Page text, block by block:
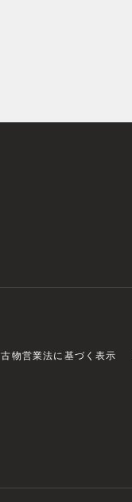
古物営業法に基づく表示